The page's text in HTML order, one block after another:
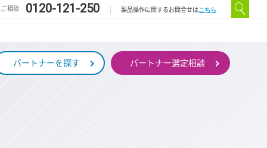
相談 0120-121-250 製品操作に関するお問合せは こちら
パートナーを探す パートナー選定相談